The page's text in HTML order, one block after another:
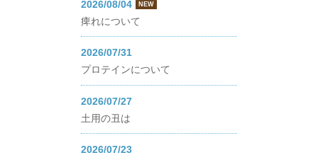
2026/08/04 NEW
痺れについて
2026/07/31
プロテインについて
2026/07/27
土用の丑は
2026/07/23